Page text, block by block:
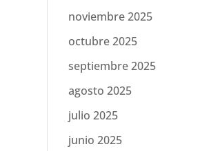
noviembre 2025
octubre 2025
septiembre 2025
agosto 2025
julio 2025
junio 2025